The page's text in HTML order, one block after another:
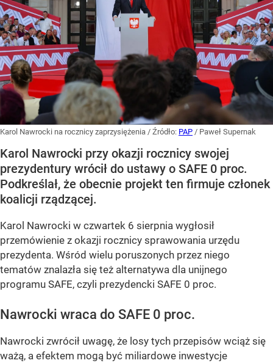
Karol Nawrocki na rocznicy zaprzysiężenia / Źródło: PAP / Paweł Supernak
Karol Nawrocki przy okazji rocznicy swojej
prezydentury wrócił do ustawy o SAFE 0 proc.
Podkreślał, że obecnie projekt ten firmuje członek
koalicji rządzącej.
Karol Nawrocki w czwartek 6 sierpnia wygłosił
przemówienie z okazji rocznicy sprawowania urzędu
prezydenta. Wśród wielu poruszonych przez niego
tematów znalazła się też alternatywa dla unijnego
programu SAFE, czyli prezydencki SAFE 0 proc.
Nawrocki wraca do SAFE 0 proc.
Nawrocki zwrócił uwagę, że losy tych przepisów wciąż się
ważą, a efektem mogą być miliardowe inwestycje